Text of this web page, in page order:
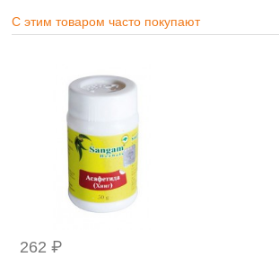
С этим товаром часто покупают
262 ₽